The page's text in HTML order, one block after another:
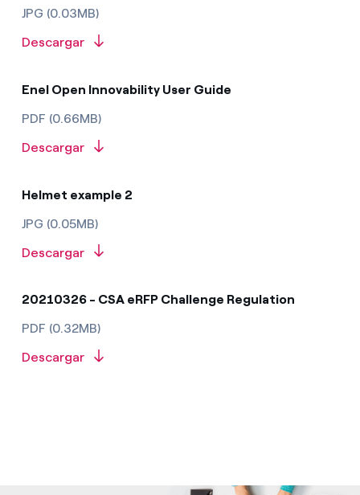
JPG (0.03MB)
Descargar
Enel Open Innovability User Guide
PDF (0.66MB)
Descargar
Helmet example 2
JPG (0.05MB)
Descargar
20210326 - CSA eRFP Challenge Regulation
PDF (0.32MB)
Descargar